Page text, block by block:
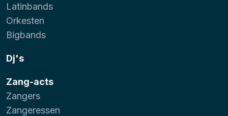
Latinbands
Orkesten
Bigbands
Dj's
Zang-acts
Zangers
Zangeressen